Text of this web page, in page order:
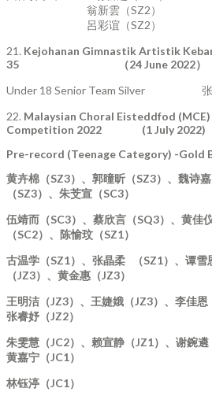
翁新雲（SZ2）
呂彩谊（SZ2）
21. Kejohanan Gimnastik Artistik
35
（24 June 2022）
Under 18 Senior Team Silver 张嫣
22. Malaysian Choral Eisteddfod
Competition 2022 (1 July 2022)
Pre-record (Teenage Category) -Gold
黄卉棉（SZ3）、郭曈昕（SZ3）、魏诗
（SZ3）、朱芠宣（SC3）
伍靖而（SC3）、蔡欣言（SQ3）、黄佳
（SC2）、陈愉玟（SZ1）
古温学（SZ1）、张晶柔 （SZ1）、谭雪
（JZ3）、黄金惠（JZ3）
王明洁（JZ3）、王婕娥（JZ3）、李佳恩
张睿妤（JZ2）
朱雯慧（JC2）、赖宣静（JZ1）、谢鋺遴
黄嘉宁（JC1）
林钰渟（JC1）